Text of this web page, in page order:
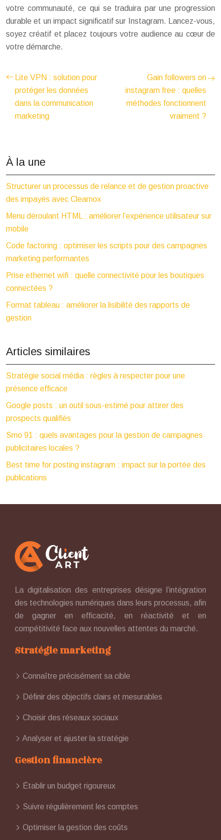
votre communauté, ce qui se traduira par une progression
durable et un impact significatif sur Instagram. Lancez-vous,
soyez créatif et placez toujours votre audience au cœur de
votre démarche.
Lite VPN : solution pour
protéger les données
dans la communication
marketing
Gain followers on
instagram free : quelles
méthodes fonctionnent
vraiment ?
À la une
Structurer un processus de relance et de gestion proactive
des impayés avec Clearnox
Menu déroulant HTML : améliorer l’expérience utilisateur sur
mobile
Code factoring : optimiser les scripts pour des campagnes
marketing performantes
Prise ethernet wifi : quelle connectivité pour les boutiques
connectées ?
Format tableau : améliorer la lisibilité des rapports de
gestion
Articles similaires
Stratégie social média : règles à respecter pour une
présence efficace
Google posts : un outil sous-estimé pour attirer des
prospects qualifiés
Smo 91 : quels avantages pour la gestion de campagnes
publicitaires locales ?
Best time for posting instagram : impact sur la portée des
publications
La digitalisation des entreprises désigne l’intégration
des technologies numériques dans leurs processus, afin
de gagner en efficacité, en réactivité et en
compétitivité face aux nouvelles attentes du marché.
Stratégie marketing
Connaître précisément sa cible
Définir des objectifs clairs et mesurables
Choisir des réseaux sociaux
Analyser et ajuster la stratégie
Gestion financière
Établir un budget rigoureux
Suivre régulièrement les comptes
Optimiser la gestion des coûts